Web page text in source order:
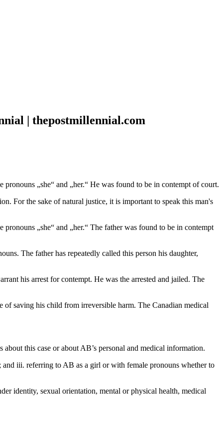
| thepostmillennial.com
„she“ and „her.“ He was found to be in contempt of court.
For the sake of natural justice, it is important to speak this man's
„she“ and „her.“ The father was found to be in contempt
The father has repeatedly called this person his daughter,
his arrest for contempt. He was the arrested and jailed. The
of saving his child from irreversible harm. The Canadian medical
this case or about AB’s personal and medical information.
iii. referring to AB as a girl or with female pronouns whether to
identity, sexual orientation, mental or physical health, medical